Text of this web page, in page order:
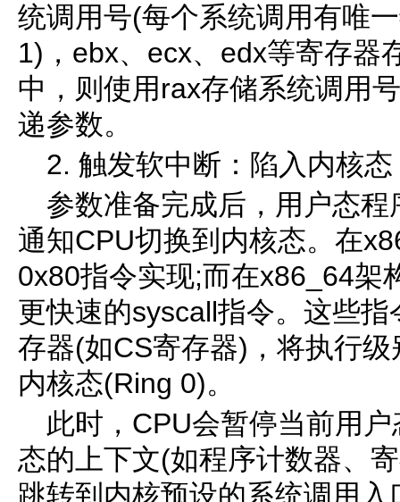
统调用号(每个系统调用有唯
1)，ebx、ecx、edx等寄存器
中，则使用rax存储系统调用
递参数。
2. 触发软中断：陷入内核态
参数准备完成后，用户态程
通知CPU切换到内核态。在
0x80指令实现;而在x86_64架
更快速的syscall指令。这些
存器(如CS寄存器)，将执行
内核态(Ring 0)。
此时，CPU会暂停当前用
态的上下文(如程序计数器、
跳转到内核预设的系统调用入